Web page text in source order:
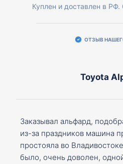
Куплен и доставлен в
ОТЗЫВ
Toyota
Заказывал альфард,
из-за праздников машина
простояла во
было, очень доволен,